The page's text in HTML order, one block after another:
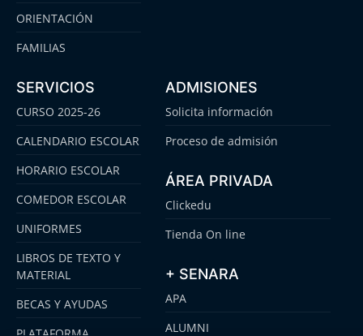
ORIENTACIÓN
FAMILIAS
SERVICIOS
CURSO 2025-26
CALENDARIO ESCOLAR
HORARIO ESCOLAR
COMEDOR ESCOLAR
UNIFORMES
LIBROS DE TEXTO Y
MATERIAL
BECAS Y AYUDAS
PLATAFORMA
ADMISIONES
Solicita información
Proceso de admisión
ÁREA PRIVADA
Clickedu
Tienda On line
+ SENARA
APA
ALUMNI